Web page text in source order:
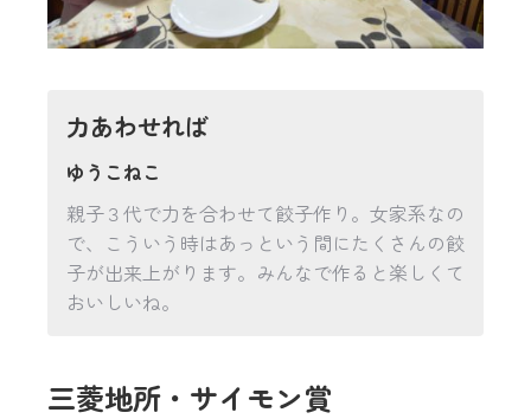
力あわせれば
ゆうこねこ
親子３代で力を合わせて餃子作り。女家系なの
で、こういう時はあっという間にたくさんの餃
子が出来上がります。みんなで作ると楽しくて
おいしいね。
三菱地所・サイモン賞